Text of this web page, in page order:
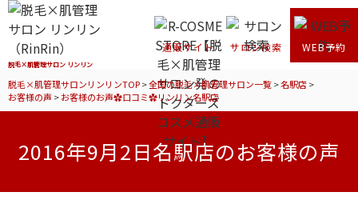
脱毛×肌管理サロン リンリン
通販サイト サロン検索 WEB予約
脱毛×肌管理サロンリンリンTOP>全国の脱毛×肌管理サロン一覧>名駅店>
お客様の声 >お客様のお声✿口コミ✿リンリン名駅店
2016年9月2日名駅店のお客様の声